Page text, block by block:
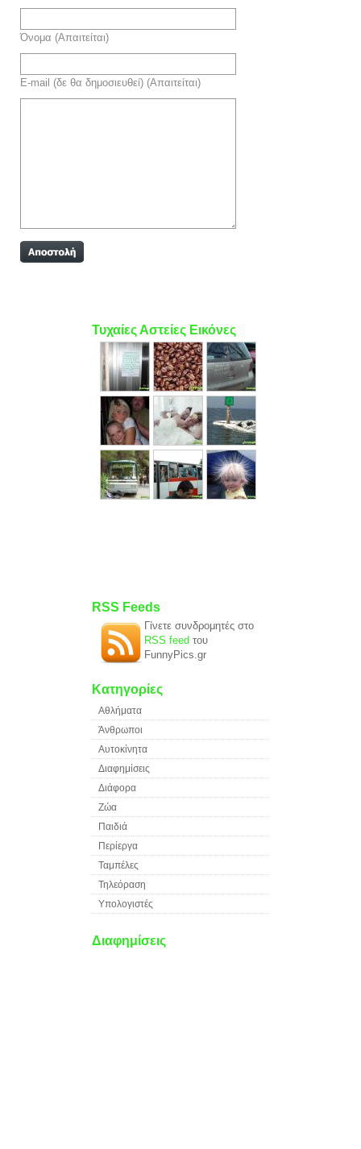
Όνομα (Απαιτείται)
E-mail (δε θα δημοσιευθεί) (Απαιτείται)
Τυχαίες Αστείες Εικόνες
RSS Feeds
Γίνετε συνδρομητές στο
RSS feed του
FunnyPics.gr
Κατηγορίες
Αθλήματα
Άνθρωποι
Αυτοκίνητα
Διαφημίσεις
Διάφορα
Ζώα
Παιδιά
Περίεργα
Ταμπέλες
Τηλεόραση
Υπολογιστές
Διαφημίσεις